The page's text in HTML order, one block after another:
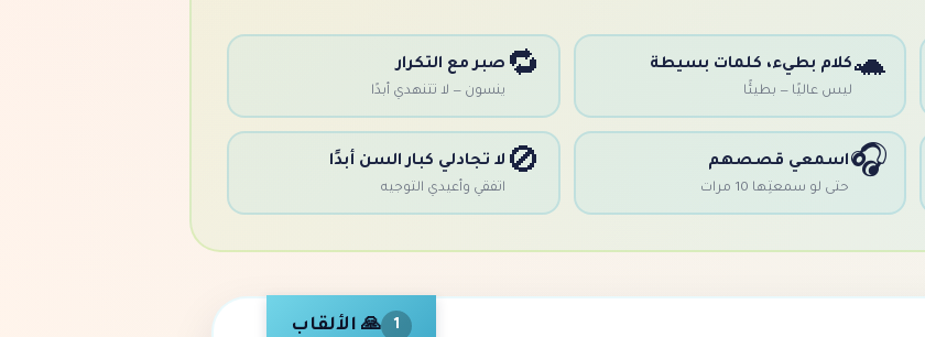
🐢كلام بطيء، كلمات بسيطة
ليس عاليًا — بطيئًا
🔁 صبر مع التكرار
ينسون — لا تتنهدي أبدًا
🎧اسمعي قصصهم
حتى لو سمعتِها 10 مرات
🚫 لا تجادلي كبار السن أبدًا
اتفقي وأعيدي التوجيه
1 🙏 الألقاب